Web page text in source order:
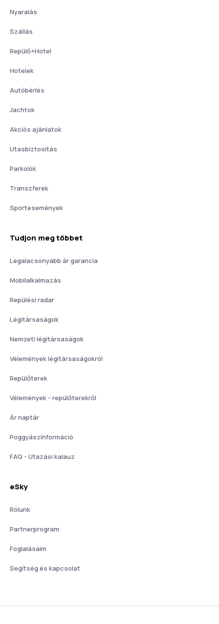
Nyaralás
Szállás
Repülő+Hotel
Hotelek
Autóbérlés
Jachtok
Akciós ajánlatok
Utasbiztositás
Parkolók
Transzferek
Sportesemények
Tudjon meg többet
Legalacsonyabb ár garancia
Mobilalkalmazás
Repülési radar
Légitársaságok
Nemzeti légitársaságok
Vélemények légitársaságokról
Repülőterek
Vélemények - repülőterekről
Ár naptár
Poggyászinformáció
FAQ - Utazási kalauz
eSky
Rólunk
Partnerprogram
Foglalásaim
Segítség és kapcsolat